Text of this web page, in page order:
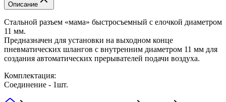
Описание
Стальной разъем «мама» быстросъемный с елочкой диаметром
11 мм.
Предназначен для установки на выходном конце
пневматических шлангов с внутренним диаметром 11 мм для
создания автоматических прерывателей подачи воздуха.
Комплектация:
Соединение - 1шт.